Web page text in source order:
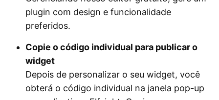
plugin com design e funcionalidade
preferidos.
Copie o código individual para publicar o
widget
Depois de personalizar o seu widget, você
obterá o código individual na janela pop-up